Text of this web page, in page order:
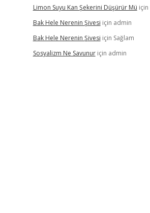
Limon Suyu Kan Şekerini Düşürür Mü için
Bak Hele Nerenin Şivesi için admin
Bak Hele Nerenin Şivesi için Sağlam
Sosyalizm Ne Savunuriçin admin